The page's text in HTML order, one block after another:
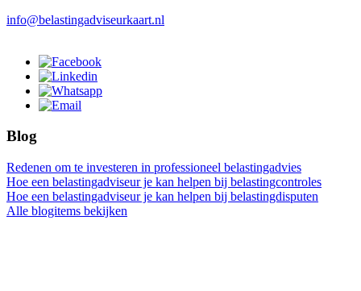
info@belastingadviseurkaart.nl
Blog
Redenen om te investeren in professioneel belastingadvies
Hoe een belastingadviseur je kan helpen bij belastingcontroles
Hoe een belastingadviseur je kan helpen bij belastingdisputen
Alle blogitems bekijken